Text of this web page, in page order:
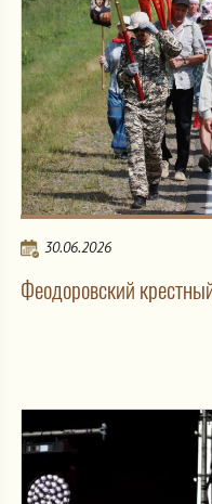
30.06.2026
Феодоровский